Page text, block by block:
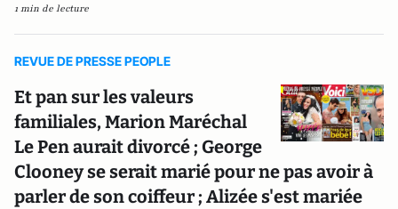
1 min de lecture
REVUE DE PRESSE PEOPLE
Et pan sur les valeurs
familiales, Marion Maréchal
Le Pen aurait divorcé ; George
Clooney se serait marié pour ne pas avoir à
parler de son coiffeur ; Alizée s'est mariée